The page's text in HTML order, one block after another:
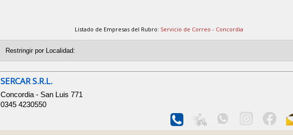
Listado de Empresas del Rubro: Servicio de Correo - Concordia
SERCAR S.R.L.
Concordia - San Luis 771
0345 4230550